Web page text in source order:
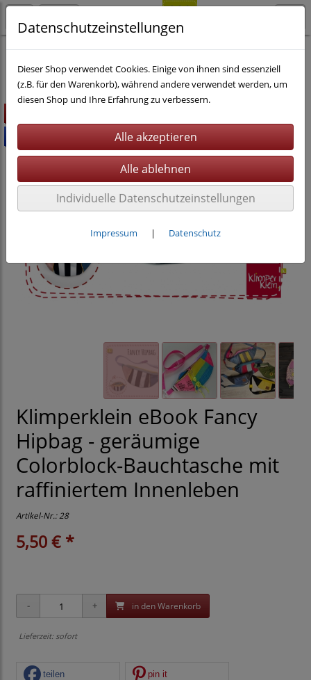
Nähen eBooks Taschen
Klimperklein eBook Fancy
Hipbag - geräumige
Colorblock-Bauchtasche mit
raffiniertem Innenleben
Artikel-Nr.:28
5,50 € *
in den Warenkorb
Lieferzeit: sofort
teilen pin it
Datenschutzeinstellungen
Dieser Shop verwendet Cookies. Einige von ihnen sind essenziell
(z.B. für den Warenkorb), während andere verwendet werden, um
diesen Shop und Ihre Erfahrung zu verbessern.
Individuelle Datenschutzeinstellungen
Impressum | Datenschutz